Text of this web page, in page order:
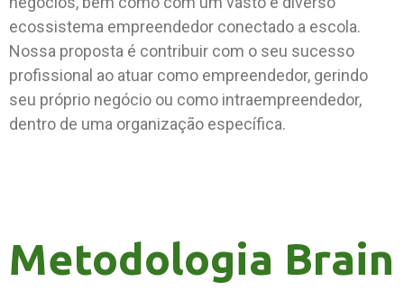
ecossistema empreendedor conectado a escola.
Nossa proposta é contribuir com o seu sucesso
profissional ao atuar como empreendedor, gerindo
seu próprio negócio ou como intraempreendedor,
dentro de uma organização específica.
Metodologia Brain